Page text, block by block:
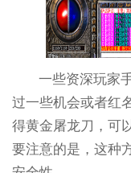
一些资深玩家
过一些机会或者红
得黄金屠龙刀，可
要注意的是，这种